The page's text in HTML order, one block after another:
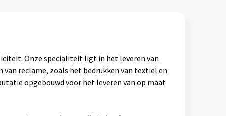
Onze specialiteit ligt in het leveren van
reclame, zoals het bedrukken van textiel en
opgebouwd voor het leveren van op maat